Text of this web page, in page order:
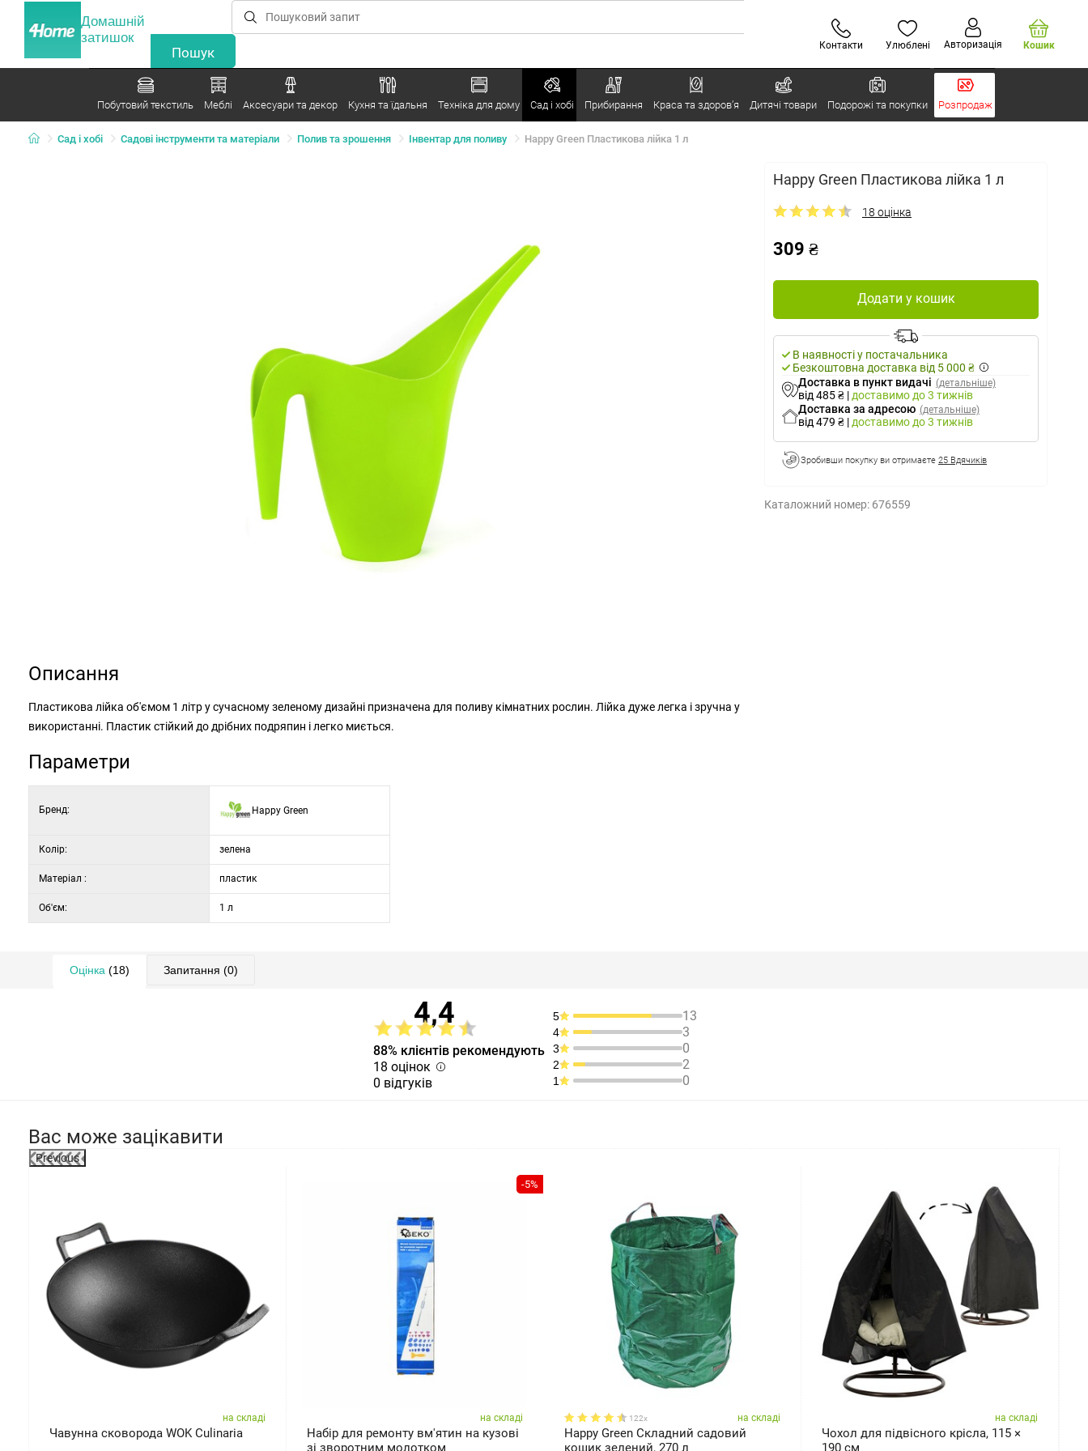
Домашній
затишок
Контакти Улюблені Авторизація Кошик
Побутовий текстиль Меблі Аксесуари та декор Кухня та їдальня Техніка для дому Сад і хобі Прибирання Краса та здоров’я Дитячі товари Подорожі та покупки Розпродаж
Сад і хобі Садові інструменти та матеріали Полив та зрошення Інвентар для поливу Happy Green Пластикова лійка 1 л
Happy Green Пластикова лійка 1 л
18 оцінка
309 ₴
Додати у кошик
В наявності у постачальника
Безкоштовна доставка від 5 000 ₴
Доставка в пункт видачі (детальніше)
від 485 ₴ | доставимо до 3 тижнів
Доставка за адресою (детальніше)
від 479 ₴ | доставимо до 3 тижнів
Зробивши покупку ви отримаєте 25 Вдячиків
Каталожний номер: 676559
Описання
Пластикова лійка об'ємом 1 літр у сучасному зеленому дизайні призначена для поливу кімнатних рослин. Лійка дуже легка і зручна у
використанні. Пластик стійкий до дрібних подряпин і легко миється.
Параметри
Бренд: Happy Green
Колір: зелена
Матеріал : пластик
Об'єм: 1 л
Оцінка (18) Запитання (0)
4,4
88% клієнтів рекомендують
18 оцінок
0 відгуків
5 13
4 3
3 0
2 2
1 0
Вас може зацікавити
Previous
на складі
Чавунна сковорода WOK Culinaria
-5%
на складі
Набір для ремонту вм'ятин на кузові
зі зворотним молотком
122x на складі
Happy Green Складний садовий
кошик зелений, 270 л
на складі
Чохол для підвісного крісла, 115 ×
190 см